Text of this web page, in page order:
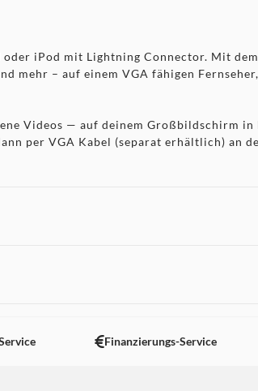
iPod mit Lightning Connector. Mit
mehr – auf einem VGA fähigen
Videos — auf deinem Großbildschirm
per VGA Kabel (separat erhältlich) an
Finanzierungs-Service